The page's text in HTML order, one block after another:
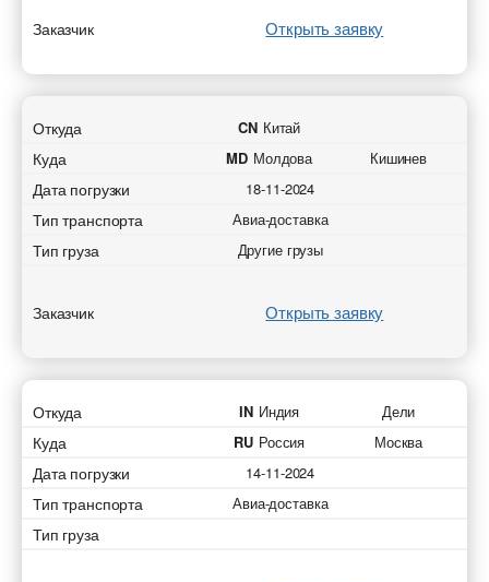
Заказчик Открыть заявку
Откуда CN Китай
Куда MD Молдова Кишинев
Дата погрузки 18-11-2024
Тип транспорта Авиа-доставка
Тип груза Другие грузы
Заказчик Открыть заявку
Откуда IN Индия Дели
Куда RU Россия Москва
Дата погрузки 14-11-2024
Тип транспорта Авиа-доставка
Тип груза